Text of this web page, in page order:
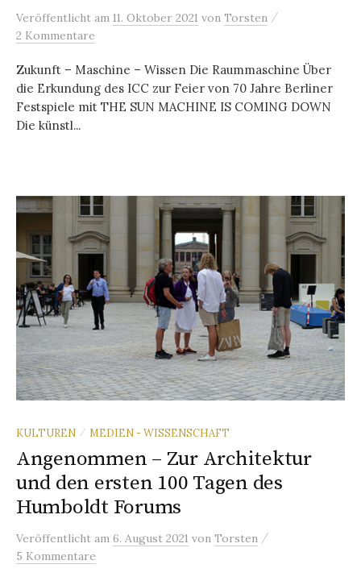
Veröffentlicht am 11. Oktober 2021 von Torsten /
2 Kommentare
Zukunft – Maschine – Wissen Die Raummaschine Über
die Erkundung des ICC zur Feier von 70 Jahre Berliner
Festspiele mit THE SUN MACHINE IS COMING DOWN
Die künstl...
KULTUREN / MEDIEN - WISSENSCHAFT
Angenommen – Zur Architektur
und den ersten 100 Tagen des
Humboldt Forums
Veröffentlicht am 6. August 2021 von Torsten /
5 Kommentare